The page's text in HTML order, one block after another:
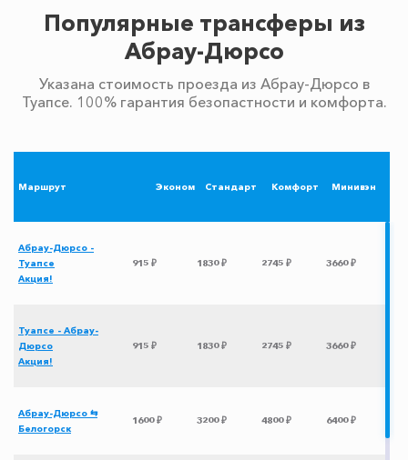
Популярные трансферы из
Абрау-Дюрсо
Указана стоимость проезда из Абрау-Дюрсо в
Туапсе. 100% гарантия безопастности и комфорта.
Маршрут Эконом Стандарт Комфорт Минивэн
Абрау-Дюрсо -
Туапсе
Акция!
915 ₽ 1830 ₽ 2745 ₽ 3660 ₽
Туапсе - Абрау-
Дюрсо
Акция!
915 ₽ 1830 ₽ 2745 ₽ 3660 ₽
Абрау-Дюрсо ⇆
Белогорск
1600 ₽ 3200 ₽ 4800 ₽ 6400 ₽